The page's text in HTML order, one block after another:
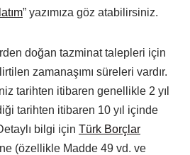
” yazımıza göz atabilirsiniz.
doğan tazminat talepleri için
zamanaşımı süreleri vardır.
tarihten itibaren genellikle 2 yıl
tarihten itibaren 10 yıl içinde
bilgi için Türk Borçlar
(özellikle Madde 49 vd. ve